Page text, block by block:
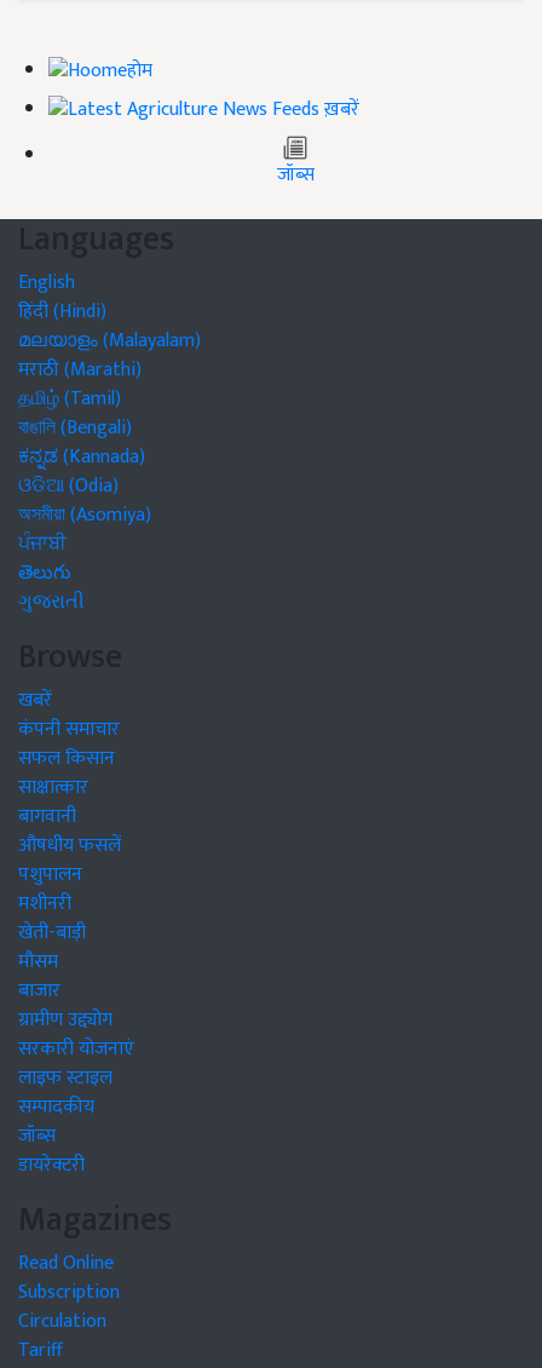
होम
ख़बरें
जॉब्स
Languages
English
हिंदी (Hindi)
മലയാളം (Malayalam)
मराठी (Marathi)
தமிழ் (Tamil)
বাঙালি (Bengali)
ಕನ್ನಡ (Kannada)
ଓଡିଆ (Odia)
অসমীয়া (Asomiya)
ਪੰਜਾਬੀ
తెలుగు
ગુજરાતી
Browse
खबरें
कंपनी समाचार
सफल किसान
साक्षात्कार
बागवानी
औषधीय फसलें
पशुपालन
मशीनरी
खेती-बाड़ी
मौसम
बाजार
ग्रामीण उद्द्योग
सरकारी योजनाएं
लाइफ स्टाइल
सम्पादकीय
जॉब्स
डायरेक्टरी
Magazines
Read Online
Subscription
Circulation
Tariff